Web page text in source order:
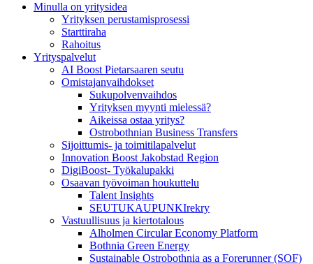
Minulla on yritysidea
Yrityksen perustamisprosessi
Starttiraha
Rahoitus
Yrityspalvelut
AI Boost Pietarsaaren seutu
Omistajanvaihdokset
Sukupolvenvaihdos
Yrityksen myynti mielessä?
Aikeissa ostaa yritys?
Ostrobothnian Business Transfers
Sijoittumis- ja toimitilapalvelut
Innovation Boost Jakobstad Region
DigiBoost- Työkalupakki
Osaavan työvoiman houkuttelu
Talent Insights
SEUTUKAUPUNKIrekry
Vastuullisuus ja kiertotalous
Alholmen Circular Economy Platform
Bothnia Green Energy
Sustainable Ostrobothnia as a Forerunner (SOF)